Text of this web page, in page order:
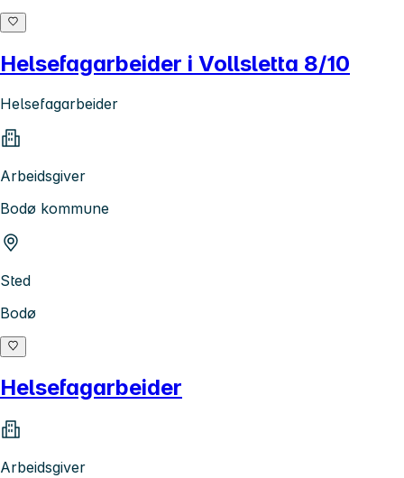
Helsefagarbeider i Vollsletta 8/10
Helsefagarbeider
Arbeidsgiver
Bodø kommune
Sted
Bodø
Helsefagarbeider
Arbeidsgiver